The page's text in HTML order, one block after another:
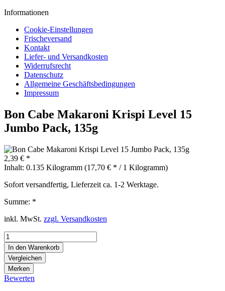
Informationen
Cookie-Einstellungen
Frischeversand
Kontakt
Liefer- und Versandkosten
Widerrufsrecht
Datenschutz
Allgemeine Geschäftsbedingungen
Impressum
Bon Cabe Makaroni Krispi Level 15
Jumbo Pack, 135g
2,39 € *
Inhalt: 0.135 Kilogramm (17,70 € * / 1 Kilogramm)
Sofort versandfertig, Lieferzeit ca. 1-2 Werktage.
Summe: *
inkl. MwSt. zzgl. Versandkosten
In den Warenkorb
Vergleichen
Merken
Bewerten